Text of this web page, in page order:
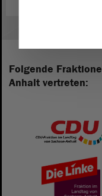
Folgende
Anhalt vertreten: